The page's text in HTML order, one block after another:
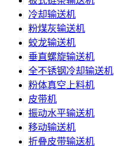
冷却输送机
粉煤灰输送机
蛟龙输送机
垂直螺旋输送机
全不锈钢冷却输送机
粉体真空上料机
皮带机
振动水平输送机
移动输送机
折叠皮带输送机